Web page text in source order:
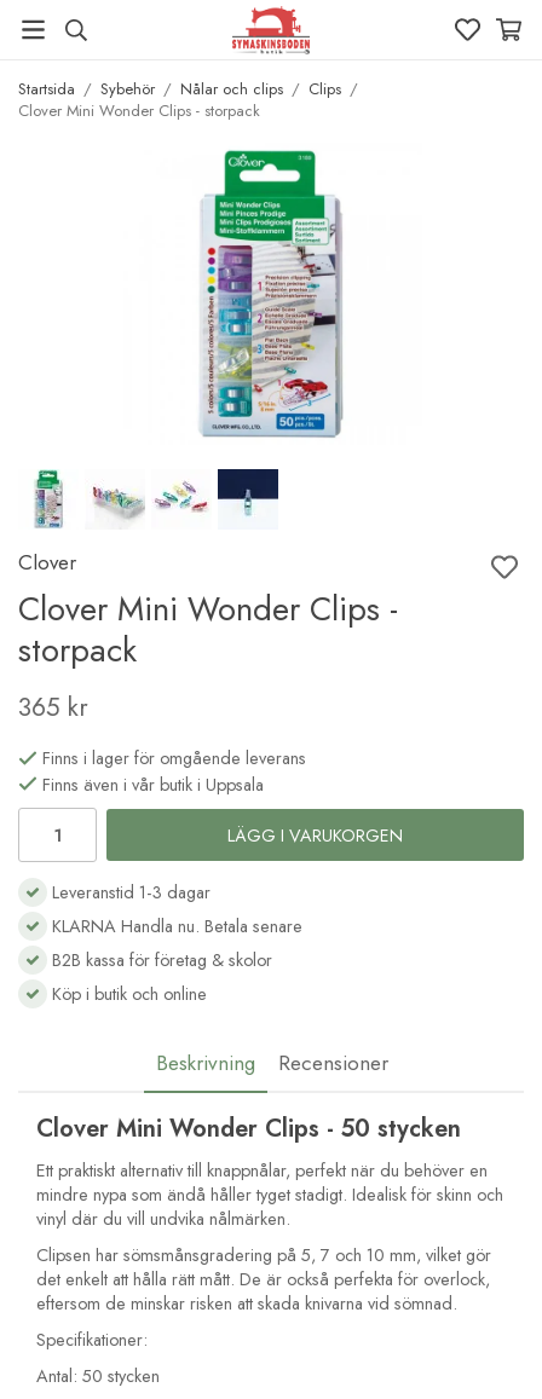
Startsida / Sybehör / Nålar och clips / Clips /
Clover Mini Wonder Clips - storpack
Clover
Clover Mini Wonder Clips -
storpack
365 kr
Finns i lager för omgående leverans
Finns även i vår butik i Uppsala
LÄGG I VARUKORGEN
Leveranstid 1-3 dagar
KLARNA Handla nu. Betala senare
B2B kassa för företag & skolor
Köp i butik och online
Beskrivning Recensioner
Clover Mini Wonder Clips - 50 stycken
Ett praktiskt alternativ till knappnålar, perfekt när du behöver en
mindre nypa som ändå håller tyget stadigt. Idealisk för skinn och
vinyl där du vill undvika nålmärken.
Clipsen har sömsmånsgradering på 5, 7 och 10 mm, vilket gör
det enkelt att hålla rätt mått. De är också perfekta för overlock,
eftersom de minskar risken att skada knivarna vid sömnad.
Specifikationer:
Antal: 50 stycken